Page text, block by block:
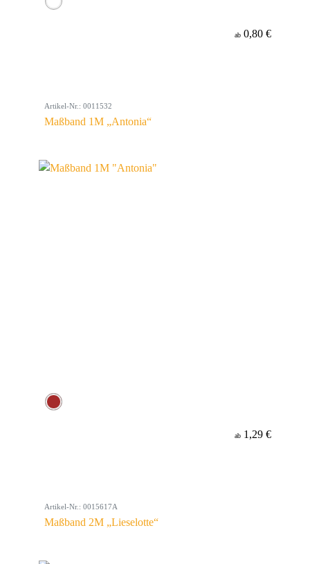
ab 0,80 €
Artikel-Nr.: 0011532
Maßband 1M „Antonia“
ab 1,29 €
Artikel-Nr.: 0015617A
Maßband 2M „Lieselotte“